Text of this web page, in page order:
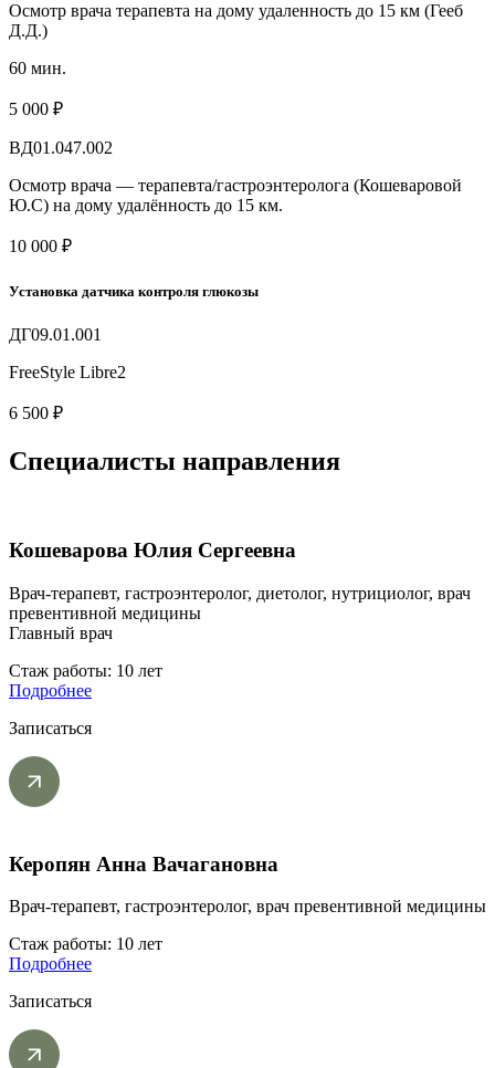
Осмотр врача терапевта на дому удаленность до 15 км (Гееб
Д.Д.)
60 мин.
5 000 ₽
BД01.047.002
Осмотр врача — терапевта/гастроэнтеролога (Кошеваровой
Ю.С) на дому удалённость до 15 км.
10 000 ₽
Установка датчика контроля глюкозы
ДГ09.01.001
FreeStyle Libre2
6 500 ₽
Специалисты направления
Кошеварова Юлия Сергеевна
Врач-терапевт, гастроэнтеролог, диетолог, нутрициолог, врач
превентивной медицины
Главный врач
Стаж работы: 10 лет
Подробнее
Записаться
Керопян Анна Вачагановна
Врач-терапевт, гастроэнтеролог, врач превентивной медицины
Стаж работы: 10 лет
Подробнее
Записаться